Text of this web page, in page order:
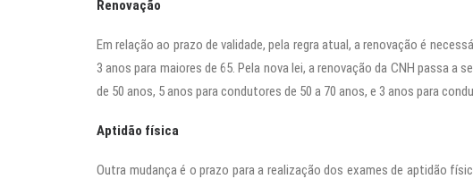
Renovação
Em relação ao prazo de validade, pela regra atual, a renovação é
3 anos para maiores de 65. Pela nova lei, a renovação da CNH passa a
de 50 anos, 5 anos para condutores de 50 a 70 anos, e 3 anos para
Aptidão física
Outra mudança é o prazo para a realização dos exames de aptidão